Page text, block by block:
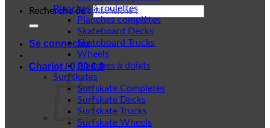
Recherche de :
Se connecter
Chariot /0,00€ 0
Planches à roulettes
Planches complètes
Skateboard Decks
Skateboard Trucks
Wheels
Planches à doigts
Surfskates
Surfskate Completes
Surfskate Decks
Surfskate Trucks
Surfskate Wheels